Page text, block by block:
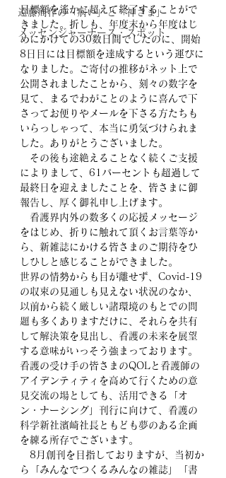
遠藤周作の「病い」と「神さま」
メッセンジャーナース・スポット
目標額を遙かに超えて終了することがで
きました。折しも、年度末から年度はじ
めにかけての30数日間でしたのに、開始
8日目には目標額を達成するという運びに
なりました。ご寄付の推移がネット上で
公開されましたことから、刻々の数字を
見て、まるでわがことのように喜んで下
さってお便りやメールを下さる方たちも
いらっしゃって、本当に勇気づけられま
した。ありがとうございました。
その後も途絶えることなく続くご支援
によりまして、61パーセントも超過して
最終日を迎えましたことを、皆さまに御
報告し、厚く御礼申し上げます。
看護界内外の数多くの応援メッセージ
をはじめ、折りに触れて頂くお言葉等か
ら、新雑誌にかける皆さまのご期待をひ
しひしと感じることができました。
世界の情勢からも目が離せず、Covid-19
の収束の見通しも見えない状況のなか、
以前から続く厳しい諸環境のもとでの問
題も多くありますだけに、それらを共有
して解決策を見出し、看護の未来を展望
する意味がいっそう強まっております。
看護の受け手の皆さまのQOLと看護師の
アイデンティティを高めて行くための意
見交流の場としても、活用できる「オ
ン・ナーシング」刊行に向けて、看護の
科学新社濱崎社長ともども夢のある企画
を練る所存でございます。
8月創刊を目指しておりますが、当初か
ら「みんなでつくるみんなの雑誌」「書